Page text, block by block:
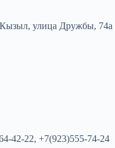
улица Дружбы, 74а
42-22, +7(923)555-74-24